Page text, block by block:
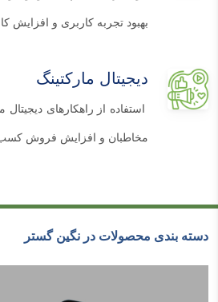
بهبود تجربه کاربری و افزایش
دیجیتال مارکتینگ
استفاده از راهکارهای
مخاطبان و افزایش فروش
دسته بندی محصولات در نگین گستر